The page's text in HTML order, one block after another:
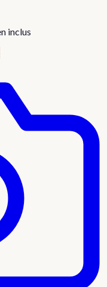
inclus